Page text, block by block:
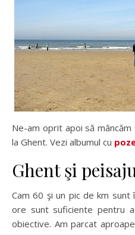
Ne-am oprit apoi să
la Ghent. Vezi albumul cu
Ghent şi
Cam 60 şi un pic de km
ore sunt suficiente pentru
obiective. Am parcat